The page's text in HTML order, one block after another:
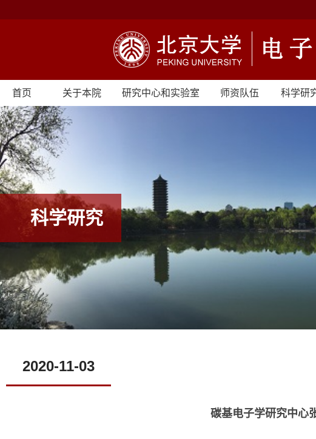
首页 关于本院 研究中心和实验室 师资队伍 科学研
科学研究
2020-11-03
碳基电子学研究中心